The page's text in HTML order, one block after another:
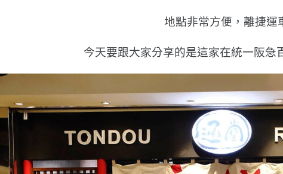
地點非常方便，離捷運
今天要跟大家分享的是這家在統一阪急